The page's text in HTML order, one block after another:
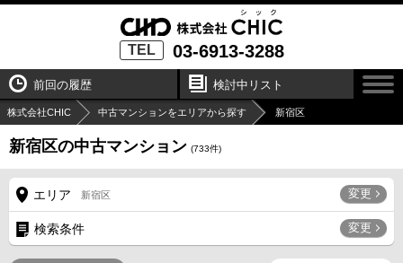
TEL 03-6913-3288
前回の履歴 検討中リスト
株式会社CHIC 中古マンションをエリアから探す 新宿区
新宿区の中古マンション (733件)
エリア 新宿区 変更
検索条件 変更